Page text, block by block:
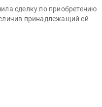
сделку по приобретению
принадлежащий ей